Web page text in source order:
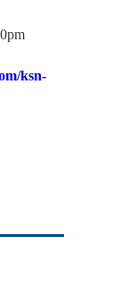
ksn-